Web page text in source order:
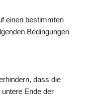
einen bestimmten
Bedingungen
dass die
Ende der